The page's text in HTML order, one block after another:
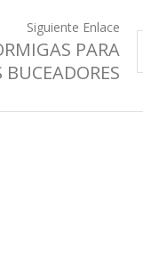
Siguiente Enlace
PARA